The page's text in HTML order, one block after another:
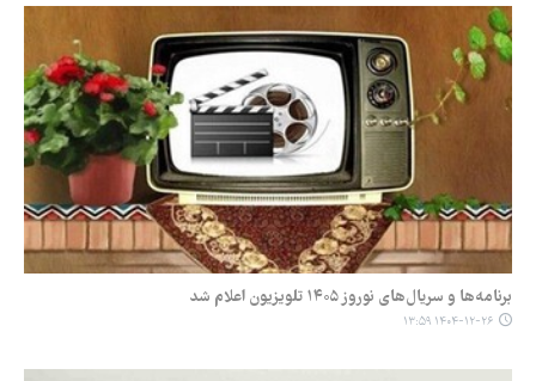
برنامه‌ها و سریال‌های نوروز ۱۴۰۵ تلویزیون اعلام شد
۱۴۰۴-۱۲-۲۶ ۱۳:۵۹